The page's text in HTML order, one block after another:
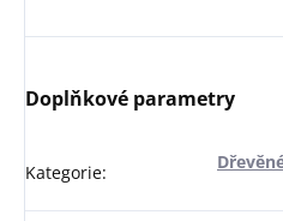
Doplňkové parametry
Kategorie: